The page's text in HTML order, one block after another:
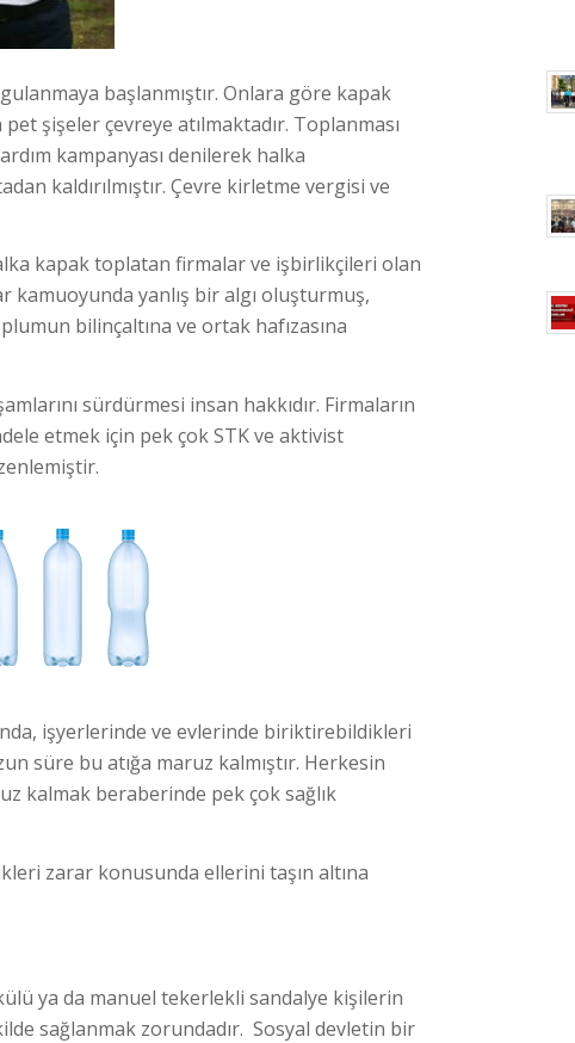
başlanmıştır. Onlara göre kapak
şişeler çevreye atılmaktadır. Toplanması
kampanyası denilerek halka
kaldırılmıştır. Çevre kirletme vergisi ve
kapak toplatan firmalar ve işbirlikçileri olan
kamuoyunda yanlış bir algı oluşturmuş,
bilinçaltına ve ortak hafızasına
sürdürmesi insan hakkıdır. Firmaların
etmek için pek çok STK ve aktivist
işyerlerinde ve evlerinde biriktirebildikleri
süre bu atığa maruz kalmıştır. Herkesin
kalmak beraberinde pek çok sağlık
zarar konusunda ellerini taşın altına
ya da manuel tekerlekli sandalye kişilerin
sağlanmak zorundadır. Sosyal devletin bir